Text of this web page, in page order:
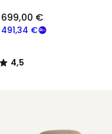
491,34 €
699,00 €
4,5
/